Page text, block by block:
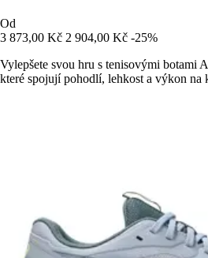
Od
3 873,00 Kč 2 904,00 Kč -25%
Vylepšete svou hru s tenisovými botami
které spojují pohodlí, lehkost a výkon na